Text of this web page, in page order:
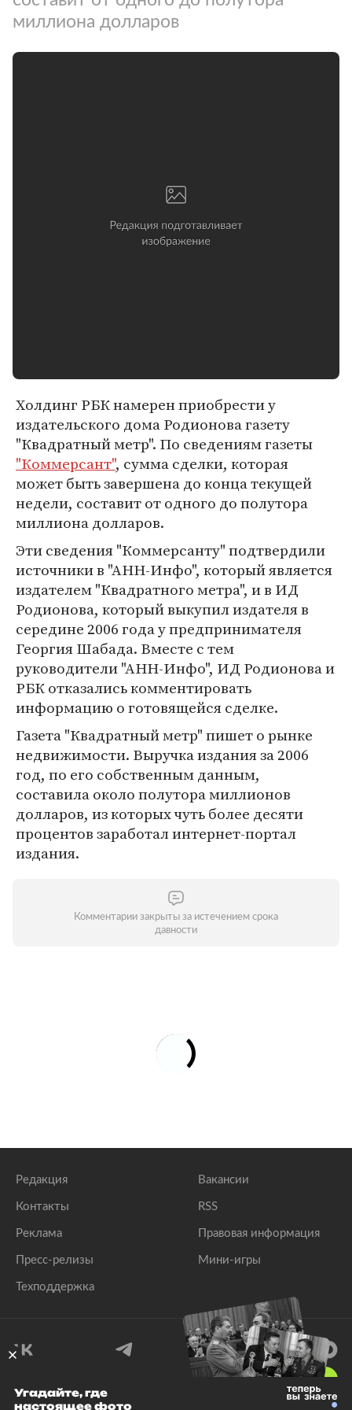
миллиона долларов
Холдинг РБК намерен приобрести у
издательского дома Родионова газету
"Квадратный метр". По сведениям газеты
"Коммерсант", сумма сделки, которая
может быть завершена до конца текущей
недели, составит от одного до полутора
миллиона долларов.
Эти сведения "Коммерсанту" подтвердили
источники в "АНН-Инфо", который является
издателем "Квадратного метра", и в ИД
Родионова, который выкупил издателя в
середине 2006 года у предпринимателя
Георгия Шабада. Вместе с тем
руководители "АНН-Инфо", ИД Родионова и
РБК отказались комментировать
информацию о готовящейся сделке.
Газета "Квадратный метр" пишет о рынке
недвижимости. Выручка издания за 2006
год, по его собственным данным,
составила около полутора миллионов
долларов, из которых чуть более десяти
процентов заработал интернет-портал
издания.
Комментарии закрыты за истечением срока
давности
Редакция
Контакты
Реклама
Пресс-релизы
Техподдержка
Вакансии
RSS
Правовая информация
Мини-игры
© 1999–2026 Все права защищены.
Угадайте, где
настоящее фото